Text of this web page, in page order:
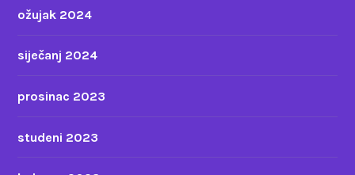
ožujak 2024
siječanj 2024
prosinac 2023
studeni 2023